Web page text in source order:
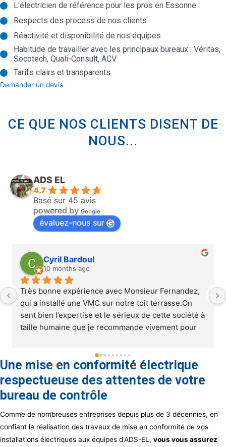
L'électricien de référence pour les pros en Essonne
Respects des process de nos clients
Réactivité et disponibilité de nos équipes
Habitude de travailler avec les principaux bureaux : Véritas,
Socotech, Quali-Consult, ACV
Tarifs clairs et transparents
Demander un devis
CE QUE NOS CLIENTS DISENT DE
NOUS...
ADS EL
4.7
Basé sur 45 avis
powered by Google
évaluez-nous sur
Cyril Krausse (LuTTi-_-9)
2 years ago
Une mise en conformité électrique
respectueuse des attentes de votre
bureau de contrôle
Comme de nombreuses entreprises depuis plus de 3 décennies, en
confiant la réalisation des travaux de mise en conformité de vos
installations électriques aux équipes d'ADS-EL, vous vous assurez